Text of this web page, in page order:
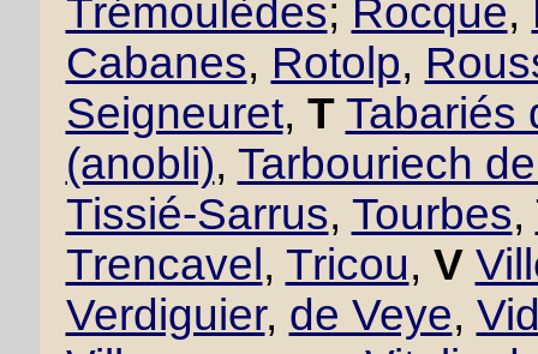
Trémoulèdes; Rocque,
Cabanes, Rotolp,
Seigneuret, T Tabariés
(anobli), Tarbouriech
Tissié-Sarrus, Tourbes,
Trencavel , Tricou, V
Verdiguier, de Veye,